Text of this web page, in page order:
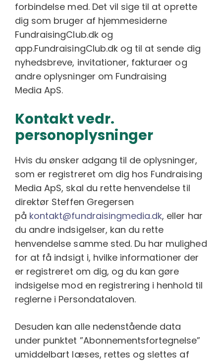
forbindelse med. Det vil sige til at oprette
dig som bruger af hjemmesiderne
FundraisingClub.dk og
app.FundraisingClub.dk og til at sende dig
nyhedsbreve, invitationer, fakturaer og
andre oplysninger om Fundraising
Media ApS.
Kontakt vedr.
personoplysninger
Hvis du ønsker adgang til de oplysninger,
som er registreret om dig hos Fundraising
Media ApS, skal du rette henvendelse til
direktør Steffen Gregersen
på kontakt@fundraisingmedia.dk, eller har
du andre indsigelser, kan du rette
henvendelse samme sted. Du har mulighed
for at få indsigt i, hvilke informationer der
er registreret om dig, og du kan gøre
indsigelse mod en registrering i henhold til
reglerne i Persondataloven.
Desuden kan alle nedenstående data
under punktet ”Abonnementsfortegnelse”
umiddelbart læses, rettes og slettes af